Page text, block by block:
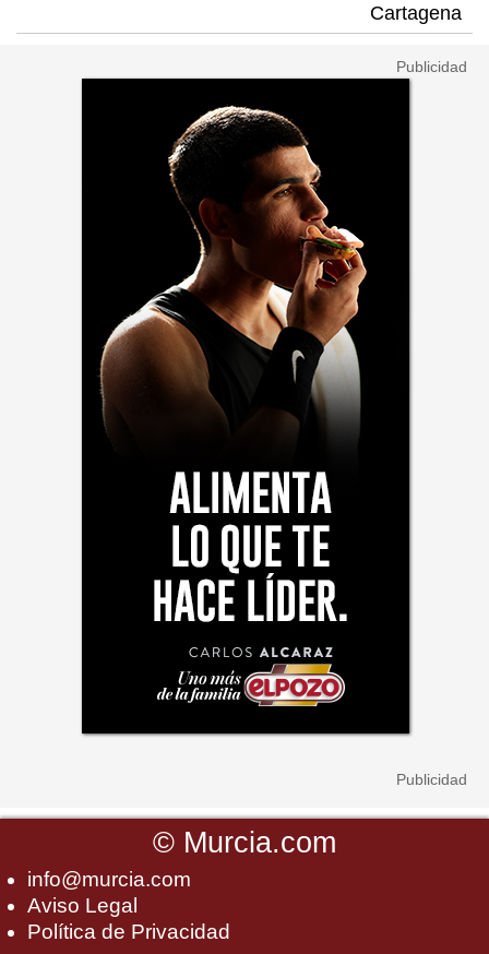
Cartagena
© Murcia.com
info@murcia.com
Aviso Legal
Política de Privacidad